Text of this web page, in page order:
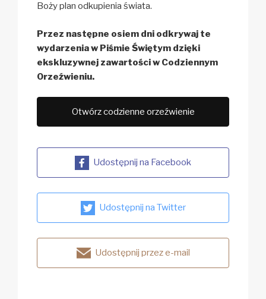
Boży plan odkupienia świata.
Przez następne osiem dni odkrywaj te
wydarzenia w Piśmie Świętym dzięki
ekskluzywnej zawartości w Codziennym
Orzeźwieniu.
Otwórz codzienne orzeźwienie
Udostępnij na Facebook
Udostępnij na Twitter
Udostępnij przez e-mail